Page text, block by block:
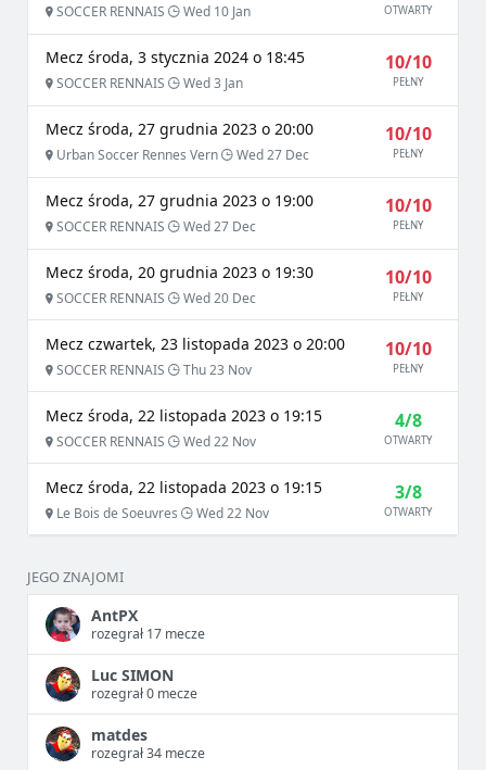
SOCCER RENNAIS Wed 10 Jan OTWARTY
Mecz środa, 3 stycznia 2024 o 18:45
SOCCER RENNAIS Wed 3 Jan
10/10
PEŁNY
Mecz środa, 27 grudnia 2023 o 20:00
Urban Soccer Rennes Vern Wed 27 Dec
10/10
PEŁNY
Mecz środa, 27 grudnia 2023 o 19:00
SOCCER RENNAIS Wed 27 Dec
10/10
PEŁNY
Mecz środa, 20 grudnia 2023 o 19:30
SOCCER RENNAIS Wed 20 Dec
10/10
PEŁNY
Mecz czwartek, 23 listopada 2023 o 20:00
SOCCER RENNAIS Thu 23 Nov
10/10
PEŁNY
Mecz środa, 22 listopada 2023 o 19:15
SOCCER RENNAIS Wed 22 Nov
4/8
OTWARTY
Mecz środa, 22 listopada 2023 o 19:15
Le Bois de Soeuvres Wed 22 Nov
3/8
OTWARTY
JEGO ZNAJOMI
AntPX
rozegrał 17 mecze
Luc SIMON
rozegrał 0 mecze
matdes
rozegrał 34 mecze